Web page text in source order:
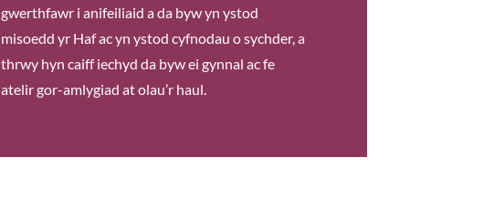
gwerthfawr i anifeiliaid a da byw yn ystod
misoedd yr Haf ac yn ystod cyfnodau o sychder, a
thrwy hyn caiff iechyd da byw ei gynnal ac fe
atelir gor-amlygiad at olau’r haul.